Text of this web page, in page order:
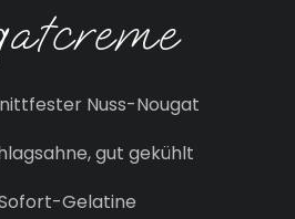
Nuss-Nougat
gut gekühlt
Gelatine